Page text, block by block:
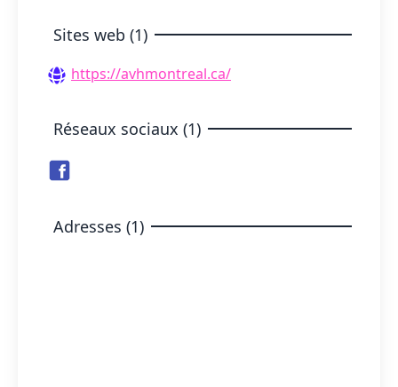
Sites web (1)
https://avhmontreal.ca/
Réseaux sociaux (1)
Adresses (1)